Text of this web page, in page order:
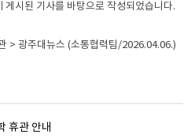
게시된 기사를 바탕으로 작성되었습니다.
> 광주대뉴스 (소통협력팀/2026.04.06.)
휴관 안내